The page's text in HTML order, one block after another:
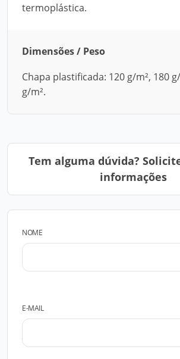
termoplástica.
Dimensões / Peso
Chapa plastificada: 120 g/m², 180
g/m².
Tem alguma dúvida?
informações
NOME
E-MAIL